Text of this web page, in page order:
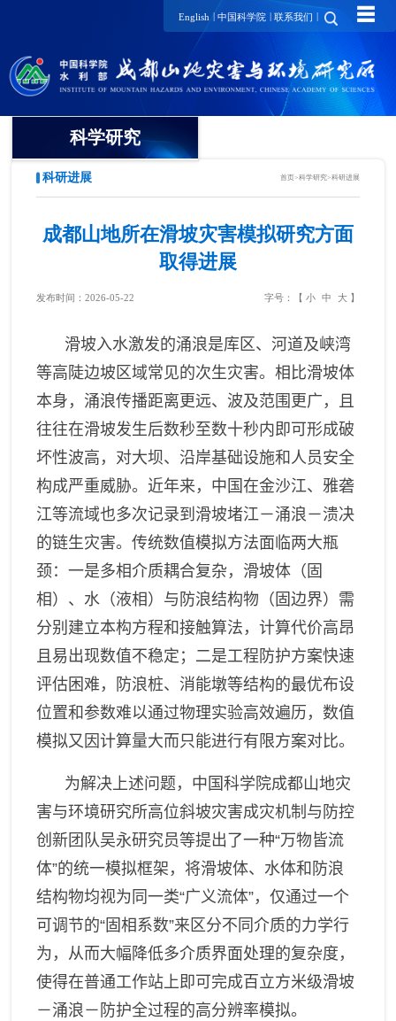
English | 中国科学院 | 联系我们 | ☰
科学研究
领域方向
创新团队
山地生态环境研究领域
山地灾害与环境交叉研究领
山区发展研究领域
数字山地与遥感应用研究领
科研进展 首页>科学研究>科研进展
成都山地所在滑坡灾害模拟研究方面
取得进展
发布时间：2026-05-22 字号：【 小 中 大】
滑坡入水激发的涌浪是库区、河道及峡湾
等高陡边坡区域常见的次生灾害。相比滑坡体
本身，涌浪传播距离更远、波及范围更广，且
往往在滑坡发生后数秒至数十秒内即可形成破
坏性波高，对大坝、沿岸基础设施和人员安全
构成严重威胁。近年来， 中国在金沙江、雅砻
江等流域也多次记录到滑坡堵江－涌浪－溃决
的链生灾害。传统数值模拟方法面临两大瓶
颈：一是多相介质耦合复杂，滑坡体（固
相）、水（液相）与防浪结构物（固边界）需
分别建立本构方程和接触算法，计算代价高昂
且易出现数值不稳定；二是工程防护方案快速
评估困难，防浪桩、消能墩等结构的最优布设
位置和参数难以通过物理实验高效遍历，数值
模拟又因计算量大而只能进行有限方案对比。
为解决上述问题，中国科学院成都山地灾
害与环境研究所高位斜坡灾害成灾机制与防控
创新团队吴永研究员等提出了一种“万物皆流
体”的统一模拟框架，将滑坡体、水体和防浪
结构物均视为同一类“广义流体”，仅通过一个
可调节的“固相系数”来区分不同介质的力学行
为，从而大幅降低多介质界面处理的复杂度，
使得在普通工作站上即可完成百立方米级滑坡
－涌浪－防护全过程的高分辨率模拟。